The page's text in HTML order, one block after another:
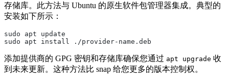
存储库。此方法与 Ubuntu 的原生软件包管理器集成。典型的
安装如下所示：
sudo apt update
sudo apt install ./provider-name.deb
添加提供商的 GPG 密钥和存储库确保您通过 apt upgrade 收
到未来更新。这种方法比 snap 给您更多的版本控制权。